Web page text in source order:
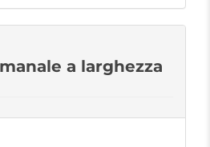
a larghezza